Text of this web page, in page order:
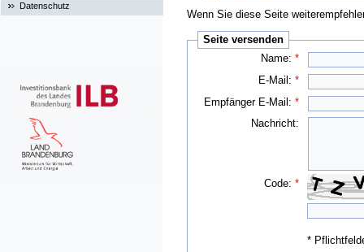
Datenschutz
Wenn Sie diese Seite
Seite versenden
Name:*
E-Mail:*
Empfänger E-Mail:*
Nachricht:
Code:*
*